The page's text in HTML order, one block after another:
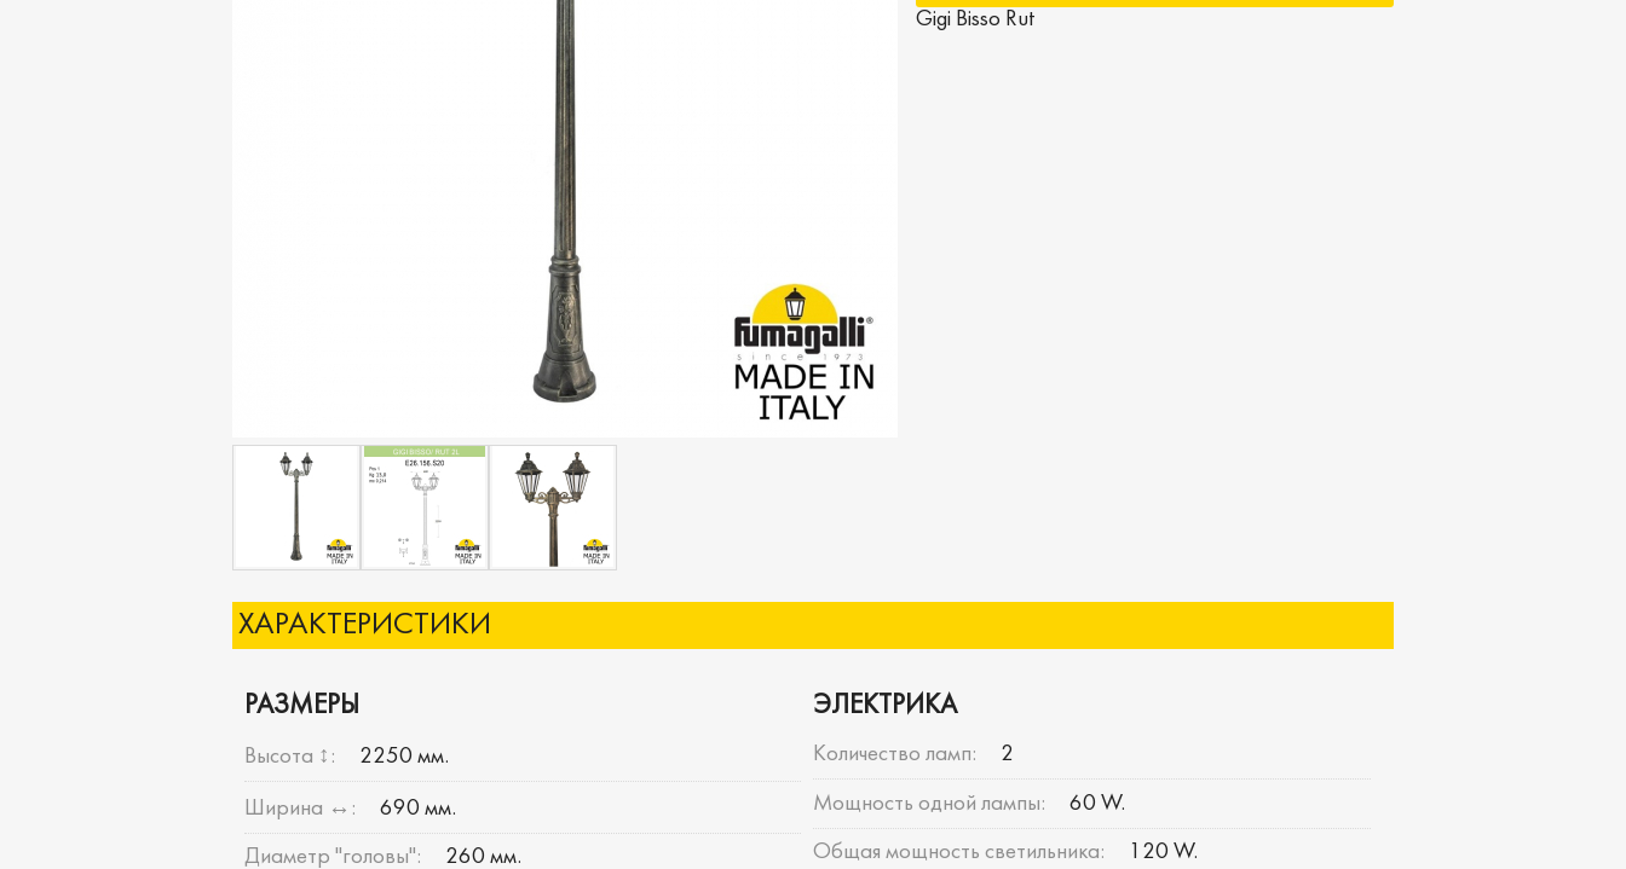
Gigi Bisso Rut
ХАРАКТЕРИСТИКИ
РАЗМЕРЫ
Высота ↕: 2250 мм.
Ширина ↔: 690 мм.
Диаметр "головы": 260 мм.
ЭЛЕКТРИКА
Количество ламп: 2
Мощность одной лампы: 60 W.
Общая мощность светильника: 120 W.